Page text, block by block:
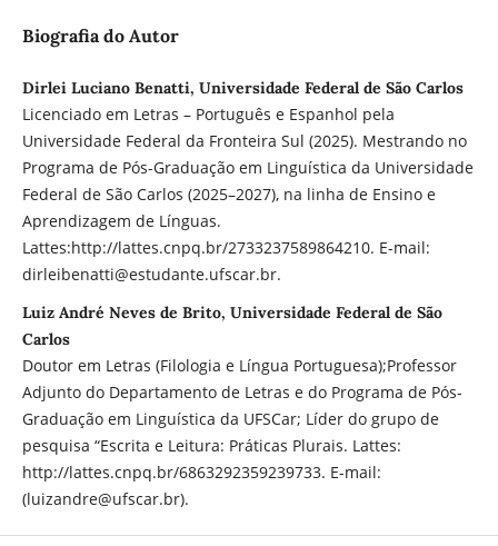
Biografia do Autor
Dirlei Luciano Benatti, Universidade Federal de São Carlos
Licenciado em Letras – Português e Espanhol pela
Universidade Federal da Fronteira Sul (2025). Mestrando no
Programa de Pós-Graduação em Linguística da Universidade
Federal de São Carlos (2025–2027), na linha de Ensino e
Aprendizagem de Línguas.
Lattes:http://lattes.cnpq.br/2733237589864210. E-mail:
dirleibenatti@estudante.ufscar.br.
Luiz André Neves de Brito, Universidade Federal de São
Carlos
Doutor em Letras (Filologia e Língua Portuguesa);Professor
Adjunto do Departamento de Letras e do Programa de Pós-
Graduação em Linguística da UFSCar; Líder do grupo de
pesquisa “Escrita e Leitura: Práticas Plurais. Lattes:
http://lattes.cnpq.br/6863292359239733. E-mail:
(luizandre@ufscar.br).